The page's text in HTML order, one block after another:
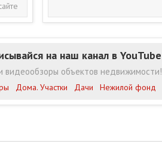
на наш канал в YouTube
видеообзоры объектов недвижимости!
Дома. Участки Дачи Нежилой фонд